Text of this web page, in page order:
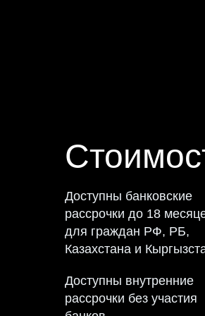
Доступны внутренние
рассрочки без участия
Доступны банковские
рассрочки до 18
для граждан РФ, РБ,
Казахстана и